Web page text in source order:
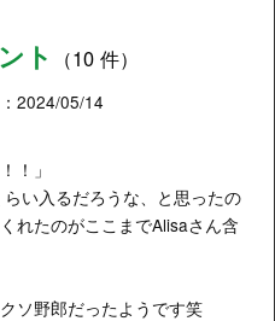
ト （10 件）
2024/05/14
！」
い入るだろうな、と思ったの
れたのがここまでAlisaさん含
ソ野郎だったようです笑